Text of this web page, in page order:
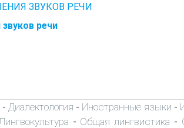
ЗВУКОВ РЕЧИ
речи
- Диалектология - Иностранные языки -
Лингвокультура - Общая лингвистика -